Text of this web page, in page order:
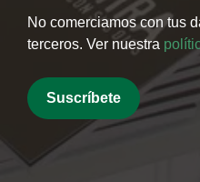
No comerciamos con tus
terceros. Ver nuestra